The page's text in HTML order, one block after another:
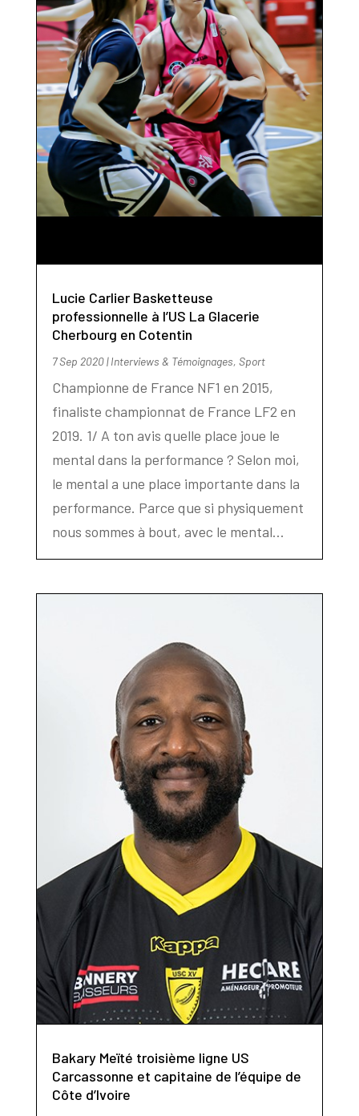
Lucie Carlier Basketteuse
professionnelle à l’US La Glacerie
Cherbourg en Cotentin
7 Sep 2020|Interviews & Témoignages, Sport
Championne de France NF1 en 2015,
finaliste championnat de France LF2 en
2019. 1/ A ton avis quelle place joue le
mental dans la performance ? Selon moi,
le mental a une place importante dans la
performance. Parce que si physiquement
nous sommes à bout, avec le mental...
Bakary Meïté troisième ligne US
Carcassonne et capitaine de l’équipe de
Côte d’Ivoire